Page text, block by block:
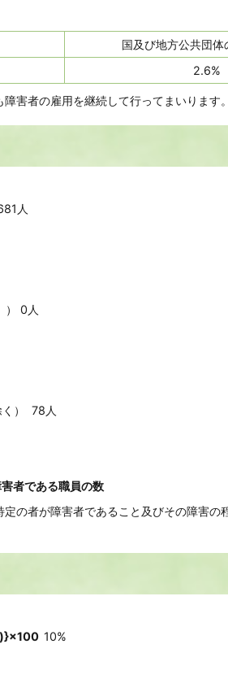
国及び地方公共団体
2.6%
害者の雇用を継続して行ってまいります。
人
） 0人
く） 78人
者である職員の数
の者が障害者であること及びその障害の
10%